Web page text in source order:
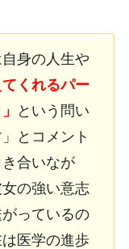
身の人生や
てくれるパー
という問い
とコメント
合いなが
の強い意志
っているの
医学の進歩